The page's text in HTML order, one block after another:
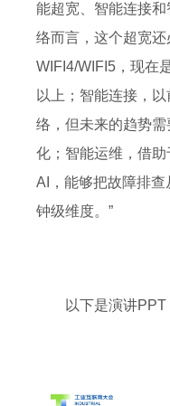
能超宽、智能连接
络而言，这个超宽还
WIFI4/WIFI5，现在
以上；智能连接，
络，但未来的趋势
化；智能运维，借
AI，能够把故障排
钟级维度。”
以下是演讲PPT